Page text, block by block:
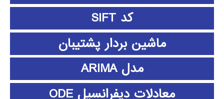
کد SIFT
ماشین بردار پشتیبان
مدل ARIMA
معادلات دیفرانسیل ODE